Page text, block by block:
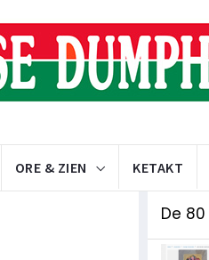
ORE & ZIEN KETAKT
De 80